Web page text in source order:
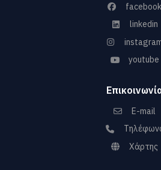
facebook
linkedin
youtube
E-mail
Χάρτης